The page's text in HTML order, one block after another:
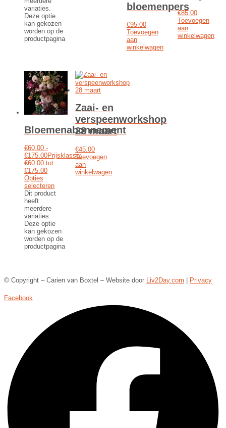
variaties.
Deze optie
kan gekozen
worden op de
productpagina
bloemenpers
€95.00
Toevoegen
aan
winkelwagen
€85.00
Toevoegen
aan
winkelwagen
Bloemenabonnement
€60.00 -
€175.00Prijsklasse:
€60.00 tot
€175.00
Opties
selecteren
Dit product
heeft
meerdere
variaties.
Deze optie
kan gekozen
worden op de
productpagina
Zaai- en
verspeenworkshop
28 maart
€45.00
Toevoegen
aan
winkelwagen
© Copyright – Carien van Boxtel – Website door Liv2Day.com Privacy
Facebook